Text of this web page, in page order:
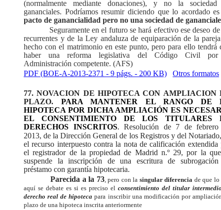
(normalmente mediante donaciones), y no la
gananciales. Podríamos resumir diciendo que lo acordado
pacto de ganancialidad pero no una sociedad de
Seguramente en el futuro se hará efectivo ese deseo
recurrentes y de la Ley andaluza de equiparación de la
hecho con el matrimonio en este punto, pero para ello tendrá
haber una reforma legislativa del Código Civil
Administración competente. (AFS)
PDF (BOE-A-2013-2371 - 9 págs. - 200 KB)
Otros formatos
77. NOVACION DE HIPOTECA CON AMPLIACION
PLAZO. PARA MANTENER EL RANGO DE
HIPOTECA POR DICHA AMPLIACIÓN ES
EL CONSENTIMIENTO DE LOS TITULARES
DERECHOS INSCRITOS. Resolución de 7 de
2013, de la Dirección General de los Registros y del
el recurso interpuesto contra la nota de calificación extendida
el registrador de la propiedad de Madrid n.º 29, por la
suspende la inscripción de una escritura de
préstamo con garantía hipotecaria.
Parecida a la 73, pero con la singular diferencia de que lo
aquí se debate es si es preciso el consentimiento del titular
derecho real de hipoteca para inscribir una modificación por
plazo de una hipoteca inscrita anteriormente